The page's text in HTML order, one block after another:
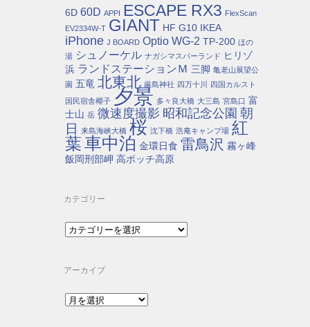
6D 60D APPI ESCAPE RX3 FlexScan
EV2334W-T GIANT HF G10 IKEA
iPhone J BOARD Optio WG-2 TP-200 ほの
湯 シュノーケル ナガシマスパーランド ヒリゾ
浜 ランドステーションＭ 三脚 亀老山展望公
園 五竜 北東北 厳島神社 四万十川
四国カルスト
国民宿舎椰子 夕景 多々良大橋 大三島 宮島口 富
士山 岳 微速度撮影 昭和記念公園 朝
日
来島海峡大橋 桜 沈下橋 浩庵キャンプ場 紅
葉車中泊 金環日食 雷鳥沢 霧ヶ峰
飯岡刑部岬 高ボッチ高原
カテゴリー
カ
ーアーカイブ
ア
ー